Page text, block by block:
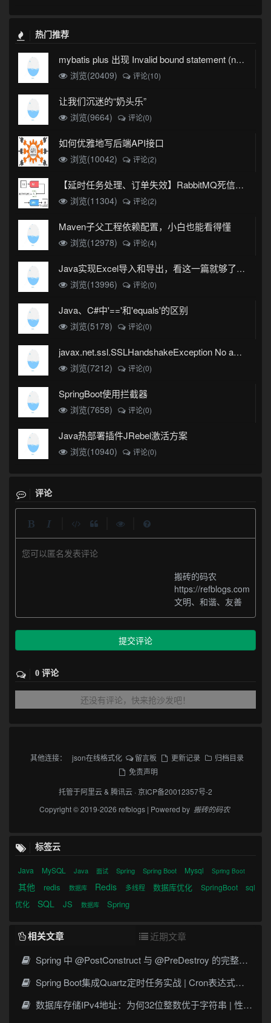
热门推荐
mybatis plus 出现 Invalid bound statement (not found)
浏览(20409)
评论(10)
让我们沉迷的“奶头乐”
浏览(9664) 评论(0)
如何优雅地写后端API接口
浏览(10042) 评论(2)
【延时任务处理、订单失效】RabbitMQ死信队列实现
浏览(11304)
评论(2)
Maven子父工程依赖配置，小白也能看得懂
浏览(12978) 评论(4)
Java实现Excel导入和导出，看这一篇就够了(珍藏版)
浏览(13996)
评论(0)
Java、C#中'=='和'equals'的区别
浏览(5178) 评论(0)
javax.net.ssl.SSLHandshakeException No appropriate protocol (protocol is disabled or cipher suites are inappropriate)错误
浏览(7212)
评论(0)
SpringBoot使用拦截器
浏览(7658) 评论(0)
Java热部署插件JRebel激活方案
浏览(10940) 评论(0)
评论
您可以匿名发表评论
搬砖的码农
https://refblogs.com
文明、和谐、友善
提交评论
0 评论
还没有评论，快来抢沙发吧！
其他连接： json在线格式化 留言板 更新记录
归档目录
免责声明
托管于阿里云& 腾讯云 ·京ICP备20012357号-2
Copyright © 2019-2026 refblogs | Powered by 搬砖的码农
标签云
Java MySQL Java 面试 Spring Spring Boot Mysql Spring Boot
其他 redis 数据库 Redis 多线程 数据库优化 SpringBoot
sql
优化
SQL JS 数据库 Spring
相关文章
近期文章
Spring 中 @PostConstruct 与 @PreDestroy 的完整与实战
Spring Boot集成Quartz定时任务实战 | Cron表达式详解
数据库存储IPv4地址：为何32位整数优于字符串 | 性能分析